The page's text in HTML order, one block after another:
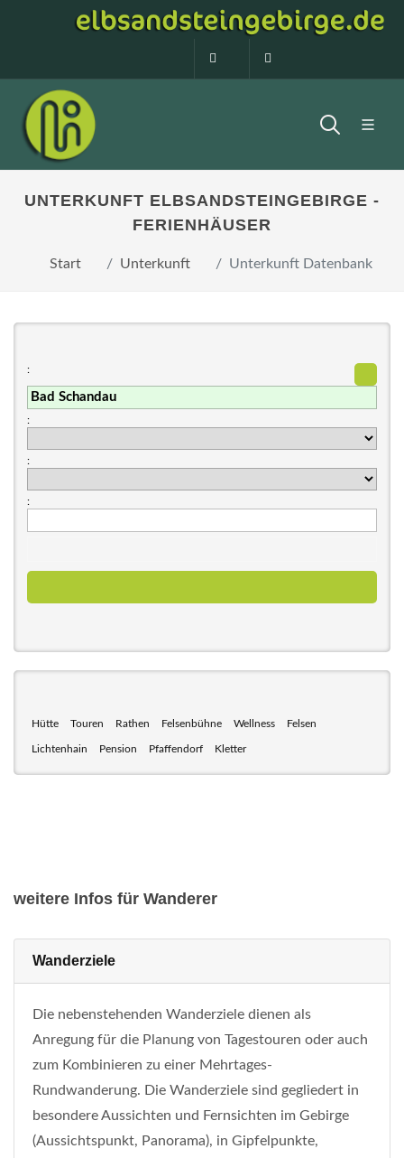
0160 99873408
UNTERKUNFT ELBSANDSTEINGEBIRGE -
FERIENHÄUSER
Start Unterkunft Unterkunft Datenbank
:
:
:
:
Hütte Touren Rathen Felsenbühne Wellness Felsen
Lichtenhain Pension Pfaffendorf Kletter
weitere Infos für Wanderer
Wanderziele
Die nebenstehenden Wanderziele dienen als
Anregung für die Planung von Tagestouren oder auch
zum Kombinieren zu einer Mehrtages-
Rundwanderung. Die Wanderziele sind gegliedert in
besondere Aussichten und Fernsichten im Gebirge
(Aussichtspunkt, Panorama), in Gipfelpunkte,